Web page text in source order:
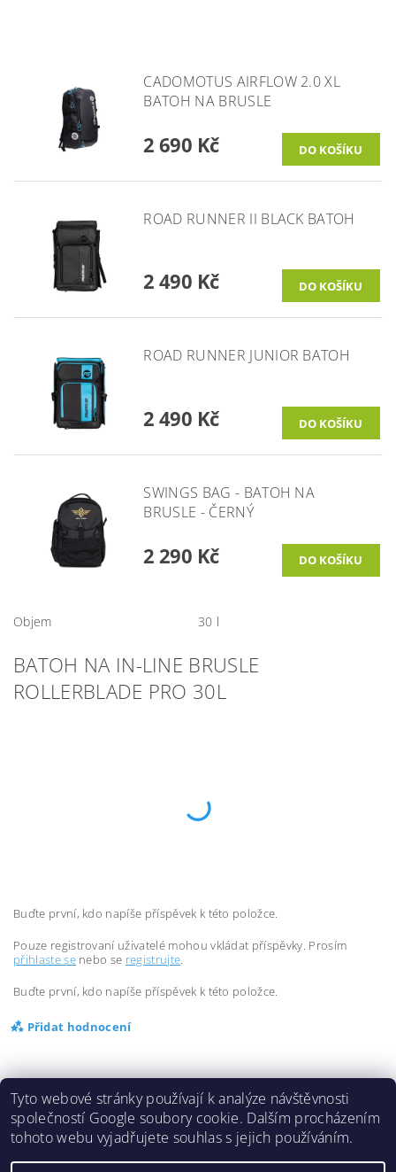
CADOMOTUS AIRFLOW 2.0 XL
BATOH NA BRUSLE
2 690 Kč
ROAD RUNNER II BLACK BATOH
2 490 Kč
ROAD RUNNER JUNIOR BATOH
2 490 Kč
SWINGS BAG - BATOH NA
BRUSLE - ČERNÝ
2 290 Kč
Objem 30 l
BATOH NA IN-LINE BRUSLE
ROLLERBLADE PRO 30L
Buďte první, kdo napíše příspěvek k této položce.
Pouze registrovaní uživatelé mohou vkládat příspěvky. Prosím
přihlaste senebo se registrujte
Buďte první, kdo napíše příspěvek k této položce.
Přidat hodnocení
2026 ©Inlinespeed.cz, všechna práva vyhrazena
Tyto webové stránky používají k analýze návštěvnosti
společností Google soubory cookie. Dalším procházením
tohoto webu vyjadřujete souhlas s jejich používáním.